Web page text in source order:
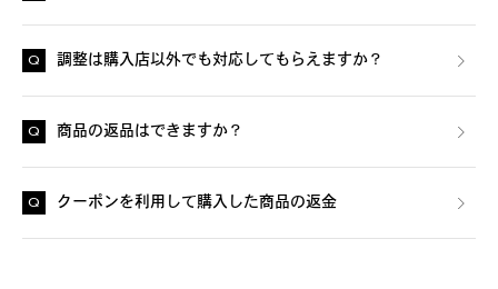
調整は購入店以外でも対応してもらえますか？
商品の返品はできますか？
クーポンを利用して購入した商品の返金